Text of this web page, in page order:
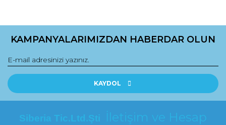
KAMPANYALARIMIZDAN HABERDAR OLUN
KAYDOL
Siberia Tic.Ltd.Şti
İletişim ve Hesap